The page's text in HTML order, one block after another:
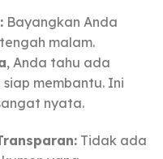
Bayangkan Anda
malam.
, Anda tahu ada
membantu. Ini
nyata.
Tidak ada